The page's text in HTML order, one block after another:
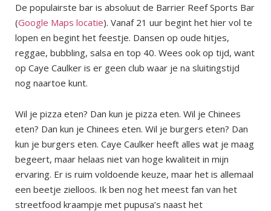
De populairste bar is absoluut de Barrier Reef Sports Bar
(Google Maps locatie). Vanaf 21 uur begint het hier vol te
lopen en begint het feestje. Dansen op oude hitjes,
reggae, bubbling, salsa en top 40. Wees ook op tijd, want
op Caye Caulker is er geen club waar je na sluitingstijd
nog naartoe kunt.
Wil je pizza eten? Dan kun je pizza eten. Wil je Chinees
eten? Dan kun je Chinees eten. Wil je burgers eten? Dan
kun je burgers eten. Caye Caulker heeft alles wat je maag
begeert, maar helaas niet van hoge kwaliteit in mijn
ervaring. Er is ruim voldoende keuze, maar het is allemaal
een beetje zielloos. Ik ben nog het meest fan van het
streetfood kraampje met pupusa’s naast het